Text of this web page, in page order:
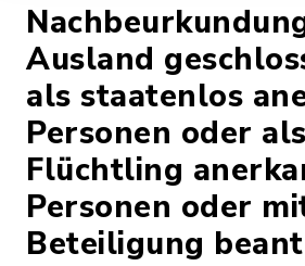
Ausland
als staatenlos
Personen oder als
Flüchtling
Personen oder
Beteiligung